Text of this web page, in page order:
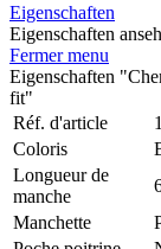
Eigenschaften
Eigenschaften
Fermer menu
Eigenschaften
fit"
Réf. d'article
Coloris
Longueur de
manche
Manchette